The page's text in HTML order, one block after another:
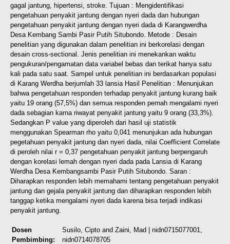
gagal jantung, hipertensi, stroke. Tujuan : Mengidentifikasi
pengetahuan penyakit jantung dengan nyeri dada dan hubungan
pengetahuan penyakit jantung dengan nyeri dada di Karangwerdha
Desa Kembang Sambi Pasir Putih Situbondo. Metode : Desain
penelitian yang digunakan dalam penelitian ini berkorelasi dengan
desain cross-sectional. Jenis penelitian ini menekankan waktu
pengukuran/pengamatan data variabel bebas dan terikat hanya satu
kali pada satu saat. Sampel untuk penelitian ini berdasarkan populasi
di Karang Werdha berjumlah 33 lansia Hasil Penelitian : Menunjukan
bahwa pengetahuan responden terhadap penyakit jantung kurang baik
yaitu 19 orang (57,5%) dan semua responden pernah mengalami nyeri
dada sebagian karna riwayat penyakit jantung yaitu 9 orang (33,3%).
Sedangkan P value yang diperoleh dari hasil uji statistik
menggunakan Spearman rho yaitu 0,041 menunjukan ada hubungan
pegetahuan penyakit jantung dan nyeri dada, nilai Coefficient Correlate
di peroleh nilai r = 0,37 pengetahuan penyakit jantung berpengaruh
dengan korelasi lemah dengan nyeri dada pada Lansia di Karang
Werdha Desa Kembangsambi Pasir Putih Situbondo. Saran :
Diharapkan responden lebih memahami tentang pengetahuan penyakit
jantung dan gejala penyakit jantung dan diharapkan responden lebih
tanggap ketika mengalami nyeri dada karena bisa terjadi indikasi
penyakit jantung.
Dosen
Pembimbing:
Susilo, Cipto and Zaini, Mad | nidn0715077001,
nidn0714078705